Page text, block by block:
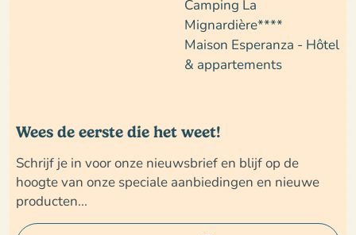
Camping La
Mignardière****
Maison Esperanza - Hôtel
& appartements
Wees de eerste die het weet!
Schrijf je in voor onze nieuwsbrief en blijf op de
hoogte van onze speciale aanbiedingen en nieuwe
producten...